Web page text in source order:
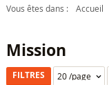
Vous êtes dans : Accueil
Mission
FILTRES